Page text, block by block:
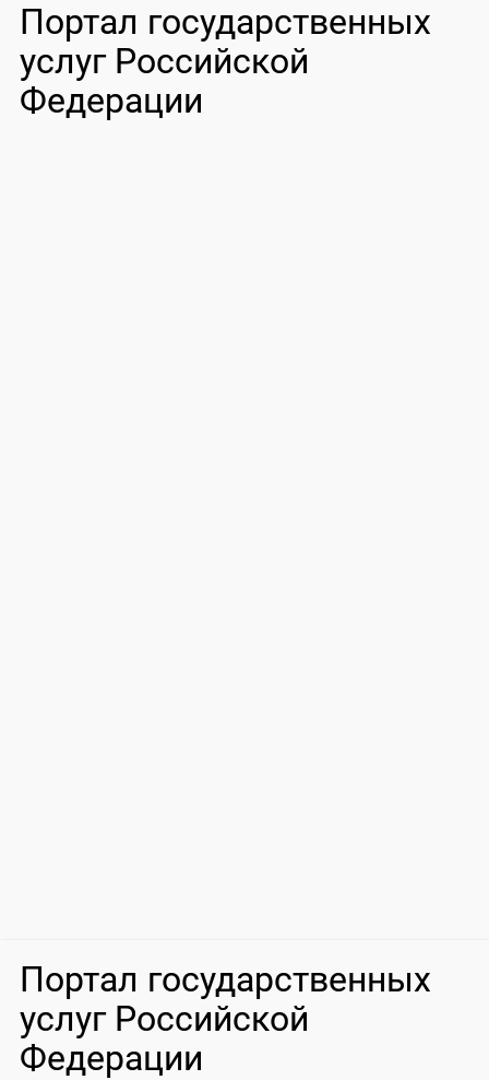
Портал государственных
услуг Российской
Федерации
Портал государственных
услуг Российской
Федерации